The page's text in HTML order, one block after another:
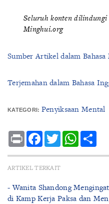
Seluruh konten
Minghui.org
Sumber Artikel dalam
Terjemahan dalam Bahasa
KATEGORI: Penyiksaan Mental
Print Facebook
TwitterWhatsApp
ARTIKEL TERKAIT
- Wanita Shandong
di Kamp Kerja Paksa dan